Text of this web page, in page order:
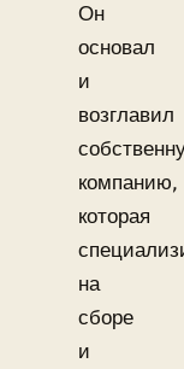
Он
основал
и
возглавил
компанию,
которая
на
сборе
и